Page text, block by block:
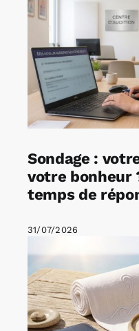
Sondage :
votre bonheur
temps de
31/07/2026